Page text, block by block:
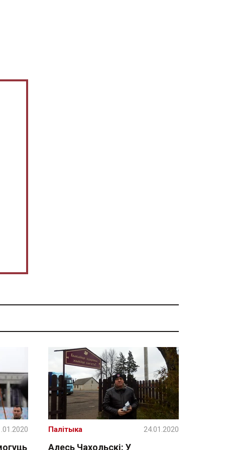
Алесь Чахольскі: У
Палітыка 24.01.2020